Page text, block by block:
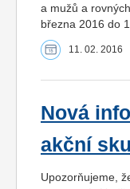
a mužů a
března 2016 do
11. 02. 2016
Nová
akční
Upozorňujeme,